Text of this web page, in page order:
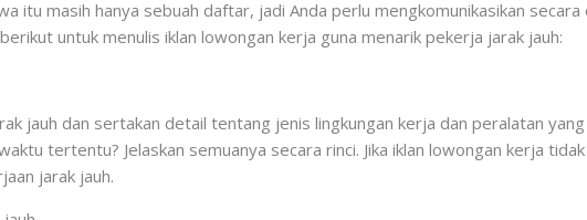
itu masih hanya sebuah daftar, jadi Anda perlu mengkomunikasikan
untuk menulis iklan lowongan kerja guna menarik pekerja jarak jauh:
jauh dan sertakan detail tentang jenis lingkungan kerja dan peralatan
tertentu? Jelaskan semuanya secara rinci. Jika iklan lowongan kerja
jarak jauh.